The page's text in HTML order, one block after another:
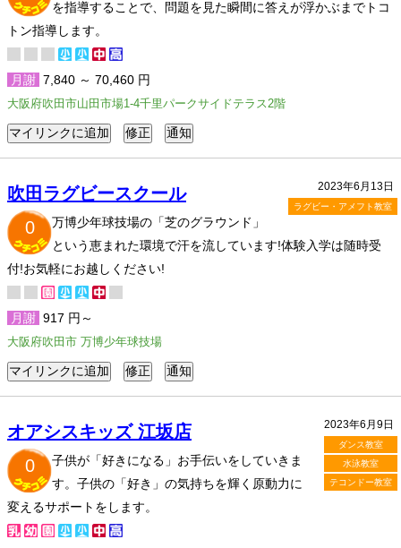
を指導することで、問題を見た瞬間に答えが浮かぶまでトコ
トン指導します。
月謝 7,840 ～ 70,460 円
大阪府吹田市山田市場1-4千里パークサイドテラス2階
2023年6月13日
ラグビー・アメフト教室
吹田ラグビースクール
0
万博少年球技場の「芝のグラウンド」
という恵まれた環境で汗を流しています!体験入学は随時受
付!お気軽にお越しください!
月謝 917 円～
大阪府吹田市 万博少年球技場
2023年6月9日
ダンス教室
水泳教室
テコンドー教室
オアシスキッズ 江坂店
0
子供が「好きになる」お手伝いをしていきま
す。子供の「好き」の気持ちを輝く原動力に
変えるサポートをします。